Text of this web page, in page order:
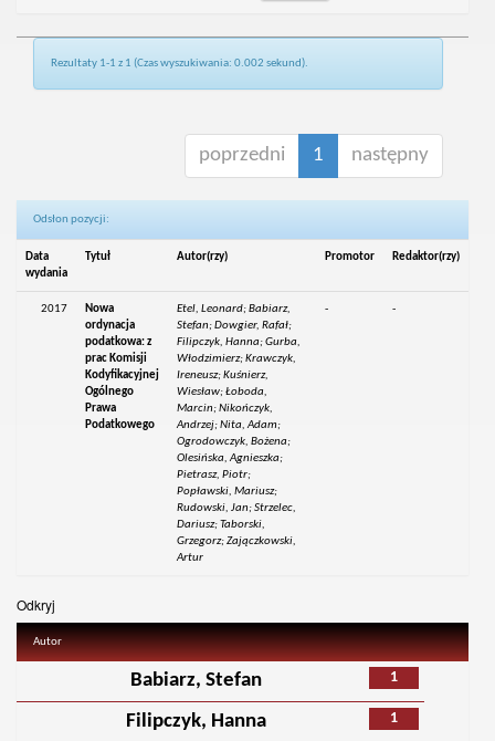
Rezultaty 1-1 z 1 (Czas wyszukiwania: 0.002 sekund).
poprzedni 1 następny
Odsłon pozycji:
Data
wydania
Tytuł Autor(rzy) Promotor Redaktor(rzy)
2017
Nowa
ordynacja
podatkowa: z
prac Komisji
Kodyfikacyjnej
Ogólnego
Prawa
Podatkowego
Etel, Leonard; Babiarz,
Stefan; Dowgier, Rafał;
Filipczyk, Hanna; Gurba,
Włodzimierz; Krawczyk,
Ireneusz; Kuśnierz,
Wiesław; Łoboda,
Marcin; Nikończyk,
Andrzej; Nita, Adam;
Ogrodowczyk, Bożena;
Olesińska, Agnieszka;
Pietrasz, Piotr;
Popławski, Mariusz;
Rudowski, Jan; Strzelec,
Dariusz; Taborski,
Grzegorz; Zajączkowski,
Artur
- -
Odkryj
Autor
1
Babiarz, Stefan
1
Filipczyk, Hanna